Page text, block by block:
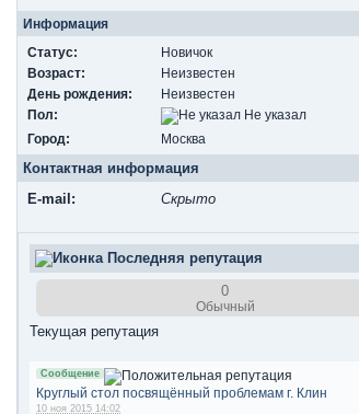
Информация
Статус:
Новичок
Возраст:
Неизвестен
День рождения:
Неизвестен
Пол:
Не указал
Город:
Москва
Контактная информация
E-mail:
Скрыто
Последняя репутация
0
Обычный
Текущая репутация
Сообщение
Круглый стол посвящённый проблемам г. Клин
10 ноя 2015 14:02